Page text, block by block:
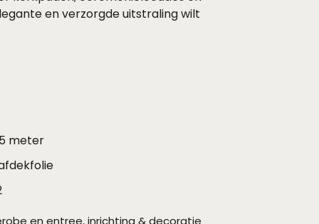
en verzorgde uitstraling wilt
meter